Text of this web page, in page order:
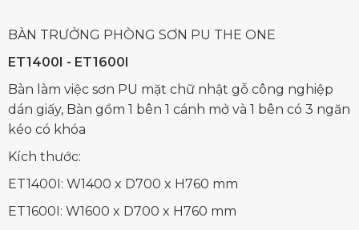
BÀN TRƯỞNG PHÒNG SƠN PU THE ONE
ET1400I - ET1600I
Bàn làm việc sơn PU mặt chữ nhật gỗ công nghiệp
dán giấy, Bàn gồm 1 bên 1 cánh mở và 1 bên có 3 ngăn
kéo có khóa
Kích thước:
ET1400I: W1400 x D700 x H760 mm
ET1600I: W1600 x D700 x H760 mm